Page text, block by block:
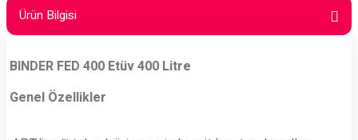
Ürün Bilgisi
BINDER FED 400 Etüv400 Litre
Genel Özellikler